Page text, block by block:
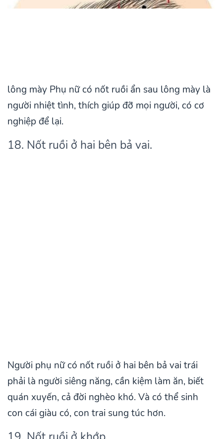
lông mày Phụ nữ có nốt ruồi ẩn sau lông mày là
người nhiệt tình, thích giúp đỡ mọi người, có cơ
nghiệp để lại.
18. Nốt ruồi ở hai bên bả vai.
Người phụ nữ có nốt ruồi ở hai bên bả vai trái
phải là người siêng năng, cần kiệm làm ăn, biết
quán xuyến, cả đời nghèo khó. Và có thể sinh
con cái giàu có, con trai sung túc hơn.